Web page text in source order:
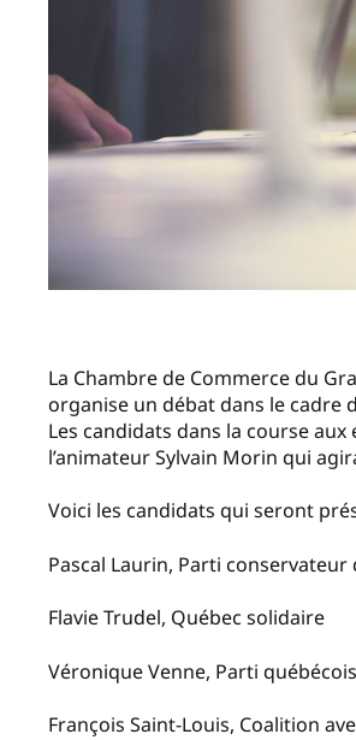
La Chambre de Commerce du
organise un débat dans le cadre
Les candidats dans la course
l’animateur Sylvain Morin qui
Voici les candidats qui seront
Pascal Laurin, Parti conservateur
Flavie Trudel, Québec solidaire
Véronique Venne, Parti québécois
François Saint-Louis, Coalition